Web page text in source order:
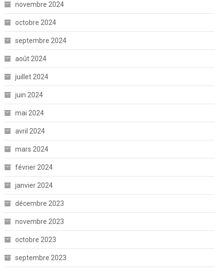
novembre 2024
octobre 2024
septembre 2024
août 2024
juillet 2024
juin 2024
mai 2024
avril 2024
mars 2024
février 2024
janvier 2024
décembre 2023
novembre 2023
octobre 2023
septembre 2023